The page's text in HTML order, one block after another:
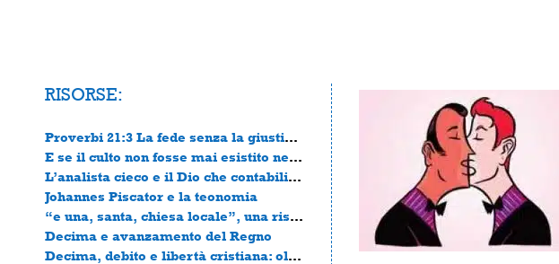
RISORSE:
Proverbi 21:3 La fede senza la giustizia è morta
E se il culto non fosse mai esistito nella chiesa primitiva?
L’analista cieco e il Dio che contabilizza
Johannes Piscator e la teonomia
“e una, santa, chiesa locale”, una risposta alla valutazione del pastore Paolo Castellina
Decima e avanzamento del Regno
Decima, debito e libertà cristiana: oltre la diagnosi